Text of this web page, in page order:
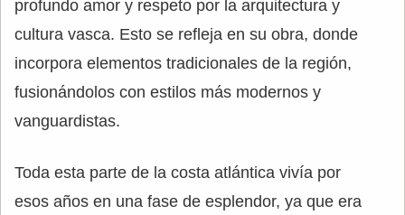
profundo amor y respeto por la arquitectura y
cultura vasca. Esto se refleja en su obra, donde
incorpora elementos tradicionales de la región,
fusionándolos con estilos más modernos y
vanguardistas.
Toda esta parte de la costa atlántica vivía por
esos años en una fase de esplendor, ya que era